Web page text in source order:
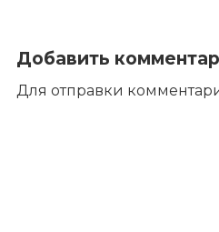
Добавить
Для отправки